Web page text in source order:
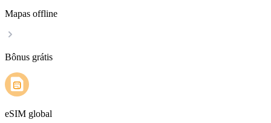
Mapas offline
Bônus grátis
eSIM global